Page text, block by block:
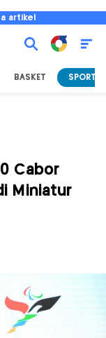
artikel
BASKET SPORT
Cabor
Miniatur